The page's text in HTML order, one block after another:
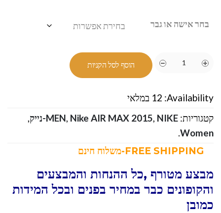
בחר אישה או גבר
הוסף לסל הקניות
Availability: 12 במלאי
קטגוריות:
MEN, Nike AIR MAX 2015, NIKE-נייק
,
Women
.
מבצע מטורף ,כל ההנחות והמבצעים
והקופונים כבר במחיר בפנים ובכל המידות
כמובן